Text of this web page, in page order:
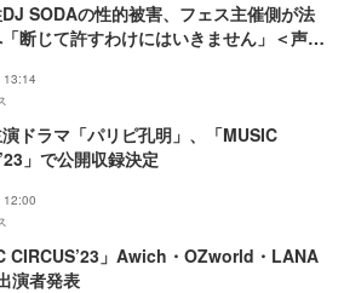
SODAの性的被害、フェス主催側が法
断じて許すわけにはいきません」＜声明
ドラマ「パリピ孔明」、「MUSIC
」で公開収録決定
CIRCUS’23」Awich・OZworld・LANA
演者発表